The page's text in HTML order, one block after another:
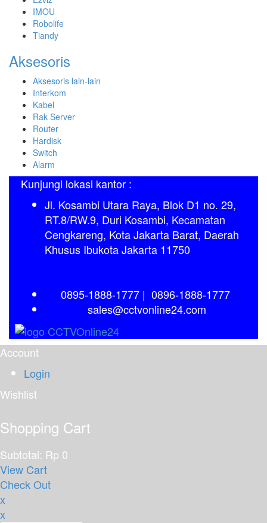
IMOU
Robolife
Tiandy
Aksesoris
Aksesoris lain-lain
Interkom
Kabel
Rak Server
Router
Hardisk
Switch
Alarm
Kunjungi lokasi kantor :
Jl. Kosambi Utara Raya, Blok D1 no. 29,
RT.8/RW.9, Duri Kosambi, Kecamatan
Cengkareng, Kota Jakarta Barat, Daerah
Khusus Ibukota Jakarta 11750
0895-1888-1777 | 0896-1888-1777
sales@cctvonline24.com
Account
Login
Wishlist
Shopping Cart
Subtotal: Rp 0
View Cart
Check Out
x
x